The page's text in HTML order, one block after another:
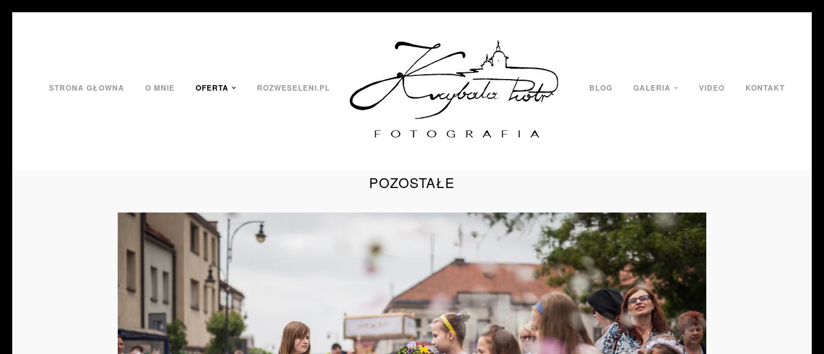
STRONA GŁOWNA O MNIE OFERTA ROZWESELENI.PL BLOG GALERIA VIDEO KONTAKT
POZOSTAŁE